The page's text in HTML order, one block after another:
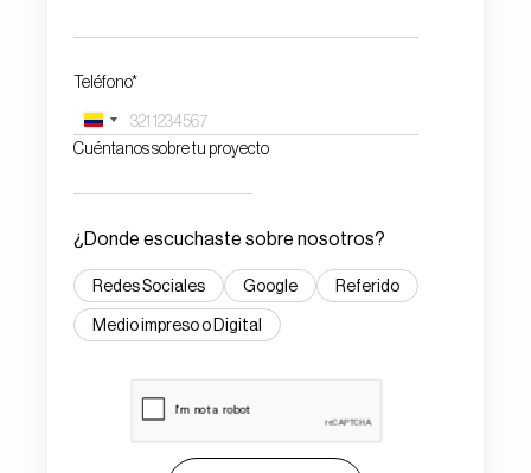
Teléfono*
Colombia
+57
Cuéntanos sobre tu proyecto
¿Donde escuchaste sobre nosotros?
Redes Sociales Google Referido
Medio impreso o Digital